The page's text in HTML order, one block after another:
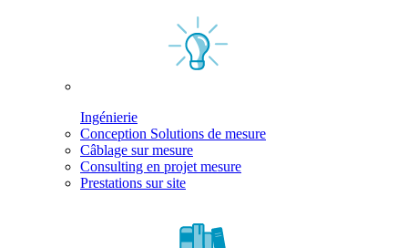
Ingénierie
Conception Solutions de mesure
Câblage sur mesure
Consulting en projet mesure
Prestations sur site